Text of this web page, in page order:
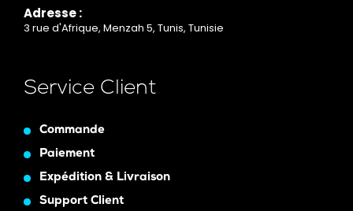
Adresse :
3 rue d'Afrique, Menzah 5, Tunis, Tunisie
Service Client
Commande
Paiement
Expédition & Livraison
Support Client